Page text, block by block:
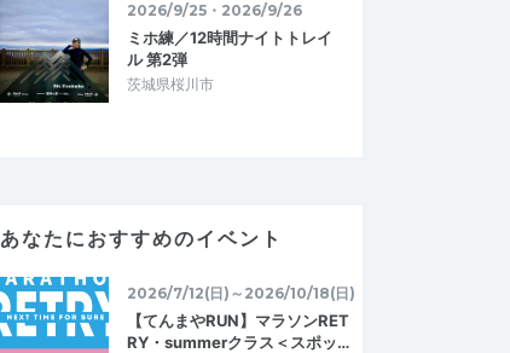
2026/9/25・2026/9/26
ミホ練／12時間ナイトトレイ
ル 第2弾
茨城県桜川市
あなたにおすすめのイベント
2026/7/12(日)～2026/10/18(日)
【てんまやRUN】マラソンRET
RY・summerクラス＜スポッ…